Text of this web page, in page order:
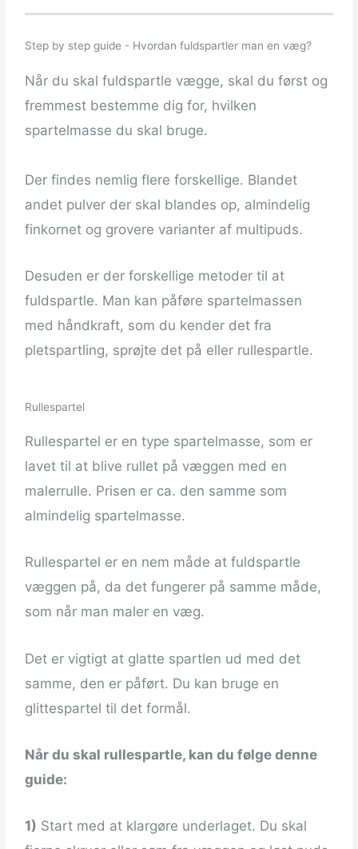
Step by step guide - Hvordan fuldspartler man en væg?
Når du skal fuldspartle vægge, skal du først og
fremmest bestemme dig for, hvilken
spartelmasse du skal bruge.
Der findes nemlig flere forskellige. Blandet
andet pulver der skal blandes op, almindelig
finkornet og grovere varianter af multipuds.
Desuden er der forskellige metoder til at
fuldspartle. Man kan påføre spartelmassen
med håndkraft, som du kender det fra
pletspartling, sprøjte det på eller rullespartle.
Rullespartel
Rullespartel er en type spartelmasse, som er
lavet til at blive rullet på væggen med en
malerrulle. Prisen er ca. den samme som
almindelig spartelmasse.
Rullespartel er en nem måde at fuldspartle
væggen på, da det fungerer på samme måde,
som når man maler en væg.
Det er vigtigt at glatte spartlen ud med det
samme, den er påført. Du kan bruge en
glittespartel til det formål.
Når du skal rullespartle, kan du følge denne
guide:
1) Start med at klargøre underlaget. Du skal